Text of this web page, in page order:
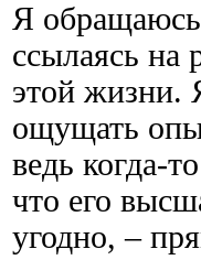
Я обращаюсь
ссылаясь на
этой жизни.
ощущать
ведь когда-
что его
угодно, –